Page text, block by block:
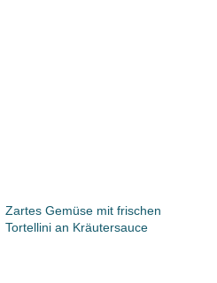
Zartes Gemüse mit frischen
Tortellini an Kräutersauce